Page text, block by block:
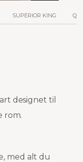
SUPERIOR KING
designet til
rom.
med alt du